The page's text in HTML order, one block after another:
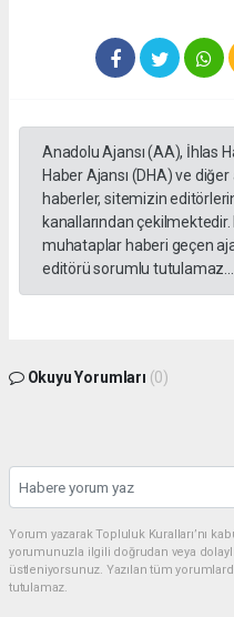
Anadolu Ajansı (AA), İhlas
Haber Ajansı (DHA) ve
haberler, sitemizin
kanallarından
muhataplar haberi geçen
editörü sorumlu tutulamaz...
Okuyu Yorumları (0)
Yorum yazarak Topluluk Kuralları’nı
yorumunuzla ilgili doğrudan veya
üstleniyorsunuz. Yazılan tüm
tutulamaz.